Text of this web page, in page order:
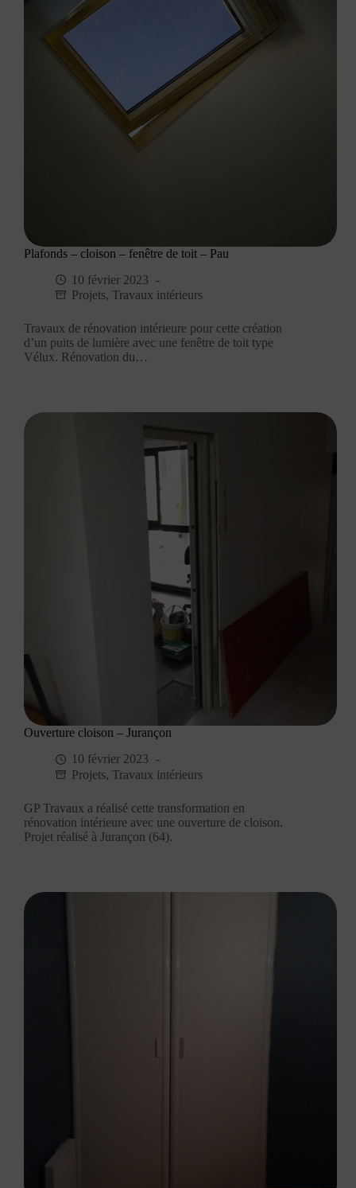
Plafonds – cloison – fenêtre de toit – Pau
10 février 2023
Projets, Travaux intérieurs
Travaux de rénovation intérieure pour cette création
d’un puits de lumière avec une fenêtre de toit type
Vélux. Rénovation du…
Ouverture cloison – Jurançon
10 février 2023
Projets, Travaux intérieurs
GP Travaux a réalisé cette transformation en
rénovation intérieure avec une ouverture de cloison.
Projet réalisé à Jurançon (64).